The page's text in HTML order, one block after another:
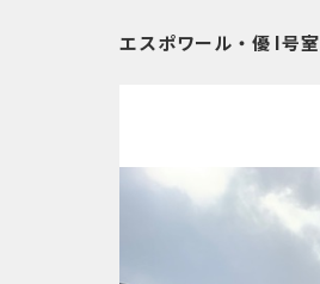
エスポワール・優 I号室